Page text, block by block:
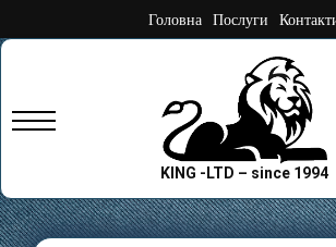
to
Головна Послуги
KING -LTD – since 1994
Primary